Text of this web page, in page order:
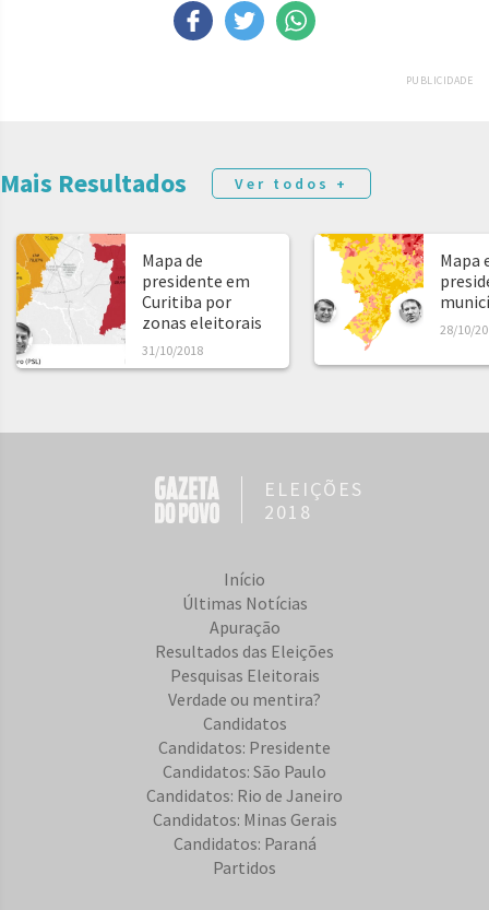
PUBLICIDADE
Mais Resultados Ver todos +
Mapa de
presidente em
Curitiba por
zonas eleitorais
31/10/2018
Mapa
28/10/
ELEIÇÕES
2018
Início
Últimas Notícias
Apuração
Resultados das Eleições
Pesquisas Eleitorais
Verdade ou mentira?
Candidatos
Candidatos: Presidente
Candidatos: São Paulo
Candidatos: Rio de Janeiro
Candidatos: Minas Gerais
Candidatos: Paraná
Partidos